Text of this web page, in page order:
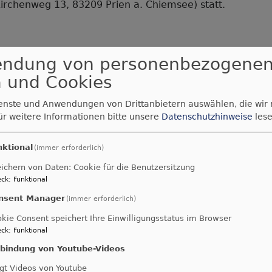
13, 83209 Prien a. Chiemsee) statt.
Beratung,
Entscheidungen
Sonntagsblatt mit Claudia
gehen einem nahe"
steigen die Anfragen zur
Claudia Kuchenbauer erklärt, wer Beratung
– und warum viele Fragen erst jetzt mit voller
Interview aus dem Sonntgsblatt nachlesen.
FriedensDekade 2026
von personenbezogenen
und Cookies
und Anwendungen von Drittanbietern auswählen, die wir
weitere Informationen bitte unsere Datenschutzhinweise
(immer erforderlich)
von Daten: Cookie für die Benutzersitzung
: Funktional
Manager (immer erforderlich)
Consent speichert Ihre Einwilligungsstatus im Browser
: Funktional
von Youtube-Videos
Videos von Youtube